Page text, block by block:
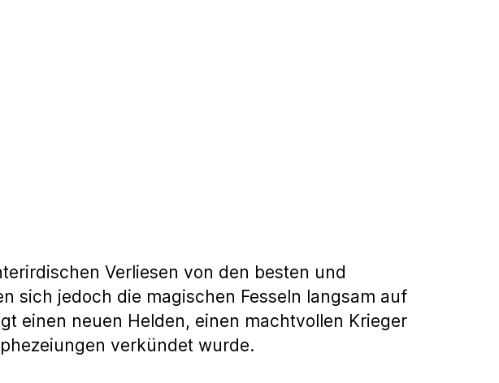
Verliesen von den besten und
sich jedoch die magischen Fesseln langsam auf
einen neuen Helden, einen machtvollen Krieger
verkündet wurde.